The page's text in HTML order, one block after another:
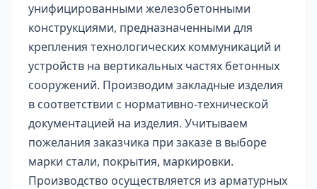
унифицированными железобетонными
конструкциями, предназначенными для
крепления технологических коммуникаций и
устройств на вертикальных частях бетонных
сооружений. Производим закладные изделия
в соответствии с нормативно-технической
документацией на изделия. Учитываем
пожелания заказчика при заказе в выборе
марки стали, покрытия, маркировки.
Производство осуществляется из арматурных